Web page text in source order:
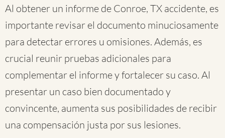
Al obtener un informe de Conroe, TX accidente, es
importante revisar el documento minuciosamente
para detectar errores u omisiones. Además, es
crucial reunir pruebas adicionales para
complementar el informe y fortalecer su caso. Al
presentar un caso bien documentado y
convincente, aumenta sus posibilidades de recibir
una compensación justa por sus lesiones.